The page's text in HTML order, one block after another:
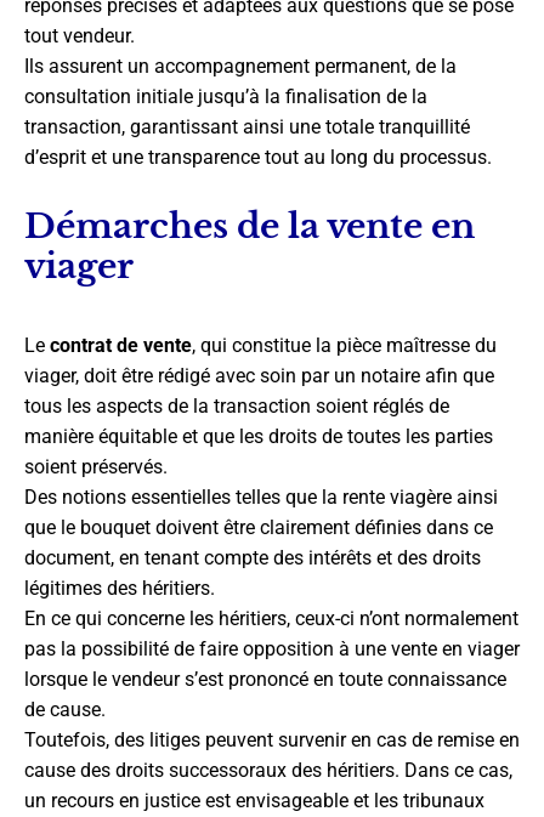
réponses précises et adaptées aux questions que se pose
tout vendeur.
Ils assurent un accompagnement permanent, de la
consultation initiale jusqu’à la finalisation de la
transaction, garantissant ainsi une totale tranquillité
d’esprit et une transparence tout au long du processus.
Démarches de la vente en
viager
Le contrat de vente, qui constitue la pièce maîtresse du
viager, doit être rédigé avec soin par un notaire afin que
tous les aspects de la transaction soient réglés de
manière équitable et que les droits de toutes les parties
soient préservés.
Des notions essentielles telles que la rente viagère ainsi
que le bouquet doivent être clairement définies dans ce
document, en tenant compte des intérêts et des droits
légitimes des héritiers.
En ce qui concerne les héritiers, ceux-ci n’ont normalement
pas la possibilité de faire opposition à une vente en viager
lorsque le vendeur s’est prononcé en toute connaissance
de cause.
Toutefois, des litiges peuvent survenir en cas de remise en
cause des droits successoraux des héritiers. Dans ce cas,
un recours en justice est envisageable et les tribunaux